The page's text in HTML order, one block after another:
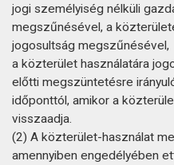
jogi személyiség nélküli
megszűnésével, a
jogosultság megszűnésével,
a közterület használatára
előtti megszüntetésre
időponttól, amikor a
visszaadja.
(2) A közterület-használat
amennyiben engedélyében